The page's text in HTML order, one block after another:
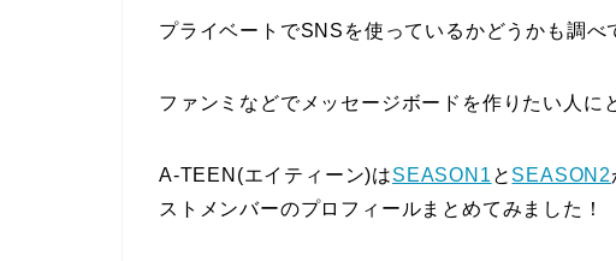
プライベートでSNSを使っているかどうかも調べ
ファンミなどでメッセージボードを作りたい人に
A-TEEN(エイティーン)はSEASON1 と SEASON2
ストメンバーのプロフィールまとめてみました！